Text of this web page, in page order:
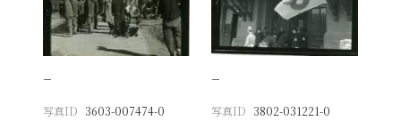
−
写真ID 3603-007474-0
−
写真ID 3802-031221-0